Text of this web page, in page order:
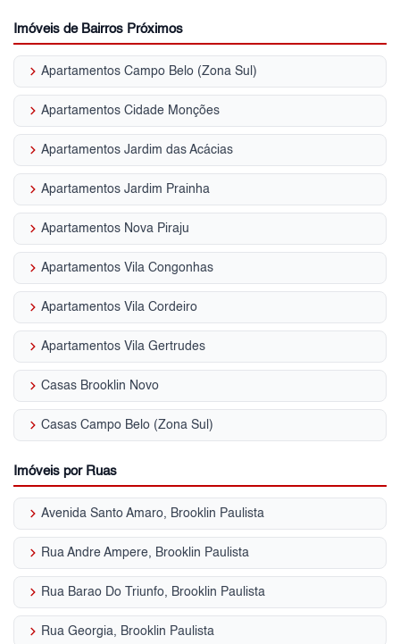
Imóveis de Bairros Próximos
keyboard_arrow_right Apartamentos Campo Belo (Zona Sul)
keyboard_arrow_right Apartamentos Cidade Monções
keyboard_arrow_right Apartamentos Jardim das Acácias
keyboard_arrow_right Apartamentos Jardim Prainha
keyboard_arrow_right Apartamentos Nova Piraju
keyboard_arrow_right Apartamentos Vila Congonhas
keyboard_arrow_right Apartamentos Vila Cordeiro
keyboard_arrow_right Apartamentos Vila Gertrudes
keyboard_arrow_right Casas Brooklin Novo
keyboard_arrow_right Casas Campo Belo (Zona Sul)
Imóveis por Ruas
keyboard_arrow_right Avenida Santo Amaro, Brooklin Paulista
keyboard_arrow_right Rua Andre Ampere, Brooklin Paulista
keyboard_arrow_right Rua Barao Do Triunfo, Brooklin Paulista
keyboard_arrow_right Rua Georgia, Brooklin Paulista